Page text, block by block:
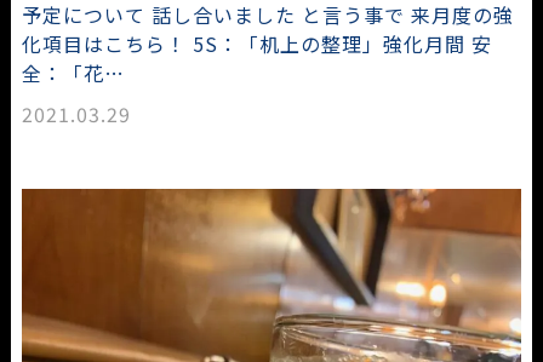
予定について 話し合いました と言う事で 来月度の強
化項目はこちら！ 5S：「机上の整理」強化月間 安
全：「花…
2021.03.29